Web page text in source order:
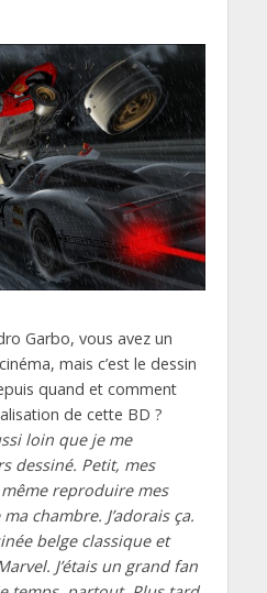
Garbo, vous avez un
mais c’est le dessin
quand et comment
de cette BD ?
loin que je me
dessiné. Petit, mes
reproduire mes
chambre. J’adorais ça.
belge classique et
J’étais un grand fan